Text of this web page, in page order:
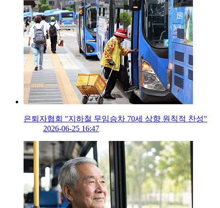
은퇴자협회 "지하철 무임승차 70세 상향 원칙적 찬성"
2026-06-25 16:47